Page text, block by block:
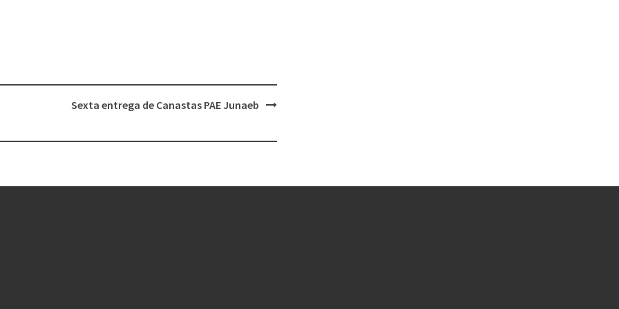
Sexta entrega de Canastas PAE Junaeb